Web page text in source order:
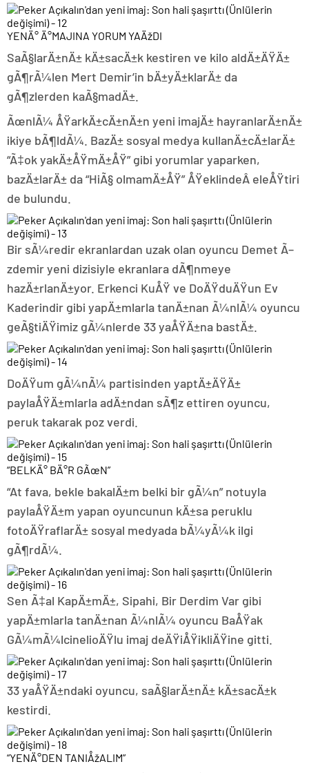
YENÄ° Ä°MAJINA YORUM YAÄžDI
SaÃ§larÄ±nÄ± kÄ±sacÄ±k kestiren ve kilo aldÄ±ÄŸÄ±
gÃ¶rÃ¼len Mert Demir’in bÄ±yÄ±klarÄ± da
gÃ¶zlerden kaÃ§madÄ±.
ÃœnlÃ¼ ÅŸarkÄ±cÄ±nÄ±n yeni imajÄ± hayranlarÄ±nÄ±
ikiye bÃ¶ldÃ¼. BazÄ± sosyal medya kullanÄ±cÄ±larÄ±
“Ã‡ok yakÄ±ÅŸmÄ±ÅŸ” gibi yorumlar yaparken,
bazÄ±larÄ± da “HiÃ§ olmamÄ±ÅŸ” ÅŸeklindeÂ eleÅŸtiri
de bulundu.
Bir sÃ¼redir ekranlardan uzak olan oyuncu Demet Ã–
zdemir yeni dizisiyle ekranlara dÃ¶nmeye
hazÄ±rlanÄ±yor. Erkenci KuÅŸ ve DoÄŸduÄŸun Ev
Kaderindir gibi yapÄ±mlarla tanÄ±nan Ã¼nlÃ¼ oyuncu
geÃ§tiÄŸimiz gÃ¼nlerde 33 yaÅŸÄ±na bastÄ±.
DoÄŸum gÃ¼nÃ¼ partisinden yaptÄ±ÄŸÄ±
paylaÅŸÄ±mlarla adÄ±ndan sÃ¶z ettiren oyuncu,
peruk takarak poz verdi.
“BELKÄ° BÄ°R GÃœN”
“At fava, bekle bakalÄ±m belki bir gÃ¼n” notuyla
paylaÅŸÄ±m yapan oyuncunun kÄ±sa peruklu
fotoÄŸraflarÄ± sosyal medyada bÃ¼yÃ¼k ilgi
gÃ¶rdÃ¼.
Sen Ã‡al KapÄ±mÄ±, Sipahi, Bir Derdim Var gibi
yapÄ±mlarla tanÄ±nan Ã¼nlÃ¼ oyuncu BaÅŸak
GÃ¼mÃ¼lcinelioÄŸlu imaj deÄŸiÅŸikliÄŸine gitti.
33 yaÅŸÄ±ndaki oyuncu, saÃ§larÄ±nÄ± kÄ±sacÄ±k
kestirdi.
“YENÄ°DEN TANIÅžALIM”